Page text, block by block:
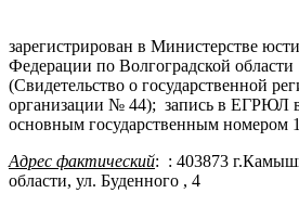
зарегистрирован в Министерстве
Федерации по Волгоградской области
(Свидетельство о государственной
организации № 44); запись в ЕГРЮЛ
основным государственным номером
Адрес фактический: : 403873
области, ул. Буденного , 4